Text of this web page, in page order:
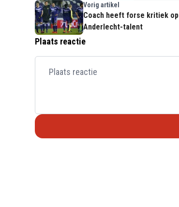
Vorig artikel
Coach heeft forse kritiek op
Anderlecht-talent
Plaats reactie